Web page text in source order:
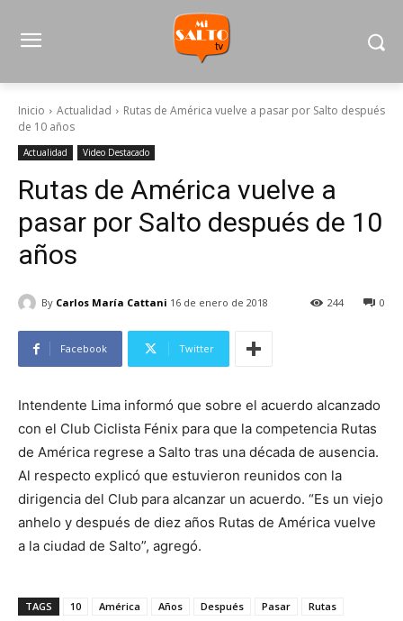
Inicio Actualidad
Rutas de América vuelve a pasar por Salto después
de 10 años
Actualidad Video Destacado
Rutas de América vuelve a
pasar por Salto después de 10
años
By Carlos María Cattani 16 de enero de 2018 0
244
Facebook Twitter
Intendente Lima informó que sobre el acuerdo alcanzado
con el Club Ciclista Fénix para que la competencia Rutas
de América regrese a Salto tras una década de ausencia.
Al respecto explicó que estuvieron reunidos con la
dirigencia del Club para alcanzar un acuerdo. “Es un viejo
anhelo y después de diez años Rutas de América vuelve
a la ciudad de Salto”, agregó.
TAGS 10 América Años Después Pasar
Rutas